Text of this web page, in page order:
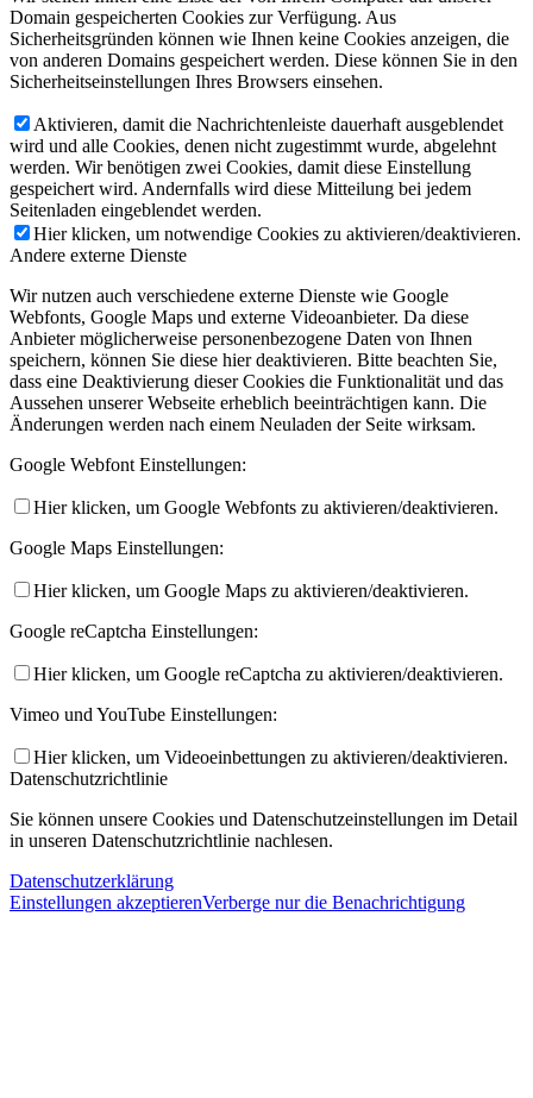
Domain gespeicherten Cookies zur Verfügung. Aus
Sicherheitsgründen können wie Ihnen keine Cookies anzeigen, die
von anderen Domains gespeichert werden. Diese können Sie in den
Sicherheitseinstellungen Ihres Browsers einsehen.
Aktivieren, damit die Nachrichtenleiste dauerhaft ausgeblendet
wird und alle Cookies, denen nicht zugestimmt wurde, abgelehnt
werden. Wir benötigen zwei Cookies, damit diese Einstellung
gespeichert wird. Andernfalls wird diese Mitteilung bei jedem
Seitenladen eingeblendet werden.
Hier klicken, um notwendige Cookies zu aktivieren/deaktivieren.
Andere externe Dienste
Wir nutzen auch verschiedene externe Dienste wie Google
Webfonts, Google Maps und externe Videoanbieter. Da diese
Anbieter möglicherweise personenbezogene Daten von Ihnen
speichern, können Sie diese hier deaktivieren. Bitte beachten Sie,
dass eine Deaktivierung dieser Cookies die Funktionalität und das
Aussehen unserer Webseite erheblich beeinträchtigen kann. Die
Änderungen werden nach einem Neuladen der Seite wirksam.
Google Webfont Einstellungen:
Hier klicken, um Google Webfonts zu aktivieren/deaktivieren.
Google Maps Einstellungen:
Hier klicken, um Google Maps zu aktivieren/deaktivieren.
Google reCaptcha Einstellungen:
Hier klicken, um Google reCaptcha zu aktivieren/deaktivieren.
Vimeo und YouTube Einstellungen:
Hier klicken, um Videoeinbettungen zu aktivieren/deaktivieren.
Datenschutzrichtlinie
Sie können unsere Cookies und Datenschutzeinstellungen im Detail
in unseren Datenschutzrichtlinie nachlesen.
Datenschutzerklärung
Einstellungen akzeptierenVerberge nur die Benachrichtigung